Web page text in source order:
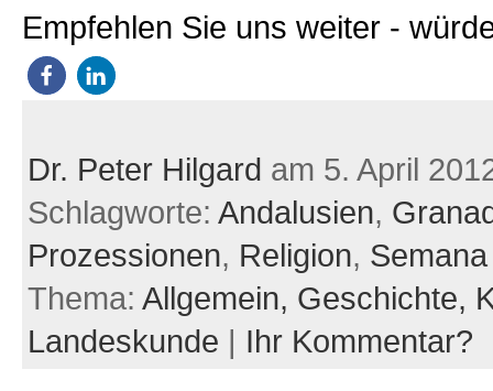
Empfehlen Sie uns weiter -
Dr. Peter Hilgard am 5. April
Schlagworte: Andalusien,
Prozessionen, Religion,
Thema: Allgemein, Geschichte,
Landeskunde | Ihr Kommentar?